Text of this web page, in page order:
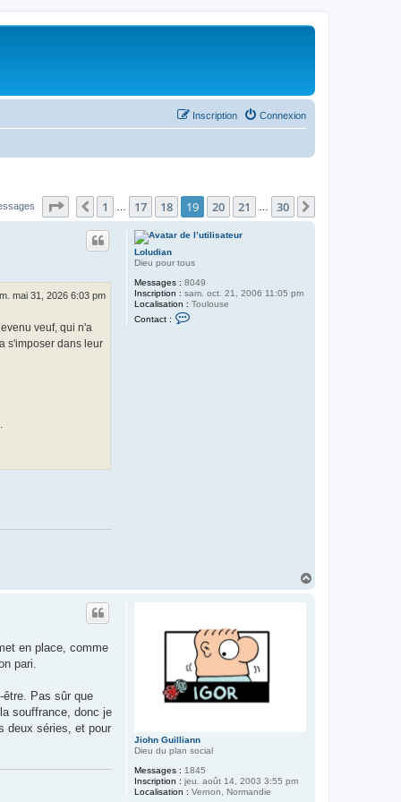
Connexion
Inscription
Page 19 30
Précédent
1 17 18 19 20 21 30
Loludian
Dieu pour tous
Messages : 8049
Inscription : sam. oct. 21, 2006 11:05 pm
Localisation : Toulouse
Contact :
mai 31, 2026 6:03 pm
veuf, qui n'a
s'imposer dans leur
Jiohn Guilliann
Dieu du plan social
Messages : 1845
Inscription : jeu. août 14, 2003 3:55 pm
Localisation : Vernon, Normandie
en place, comme
pari.
être. Pas sûr que
souffrance, donc je
deux séries, et pour